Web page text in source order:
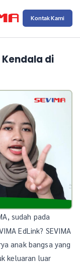
Kontak Kami
di
sudah pada
EdLink? SEVIMA
anak bangsa yang
keluaran luar